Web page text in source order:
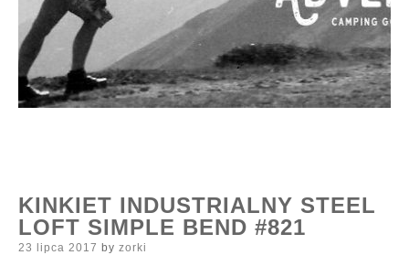
KINKIET INDUSTRIALNY STEEL
LOFT SIMPLE BEND #821
Posted
23 lipca 2017 by zorki